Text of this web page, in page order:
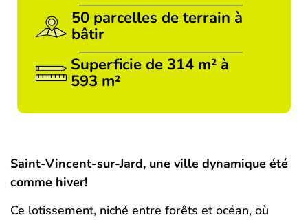
50 parcelles de terrain à
bâtir
Superficie de 314 m² à
593 m²
Saint-Vincent-sur-Jard, une ville dynamique été
comme hiver!
Ce lotissement, niché entre forêts et océan, où